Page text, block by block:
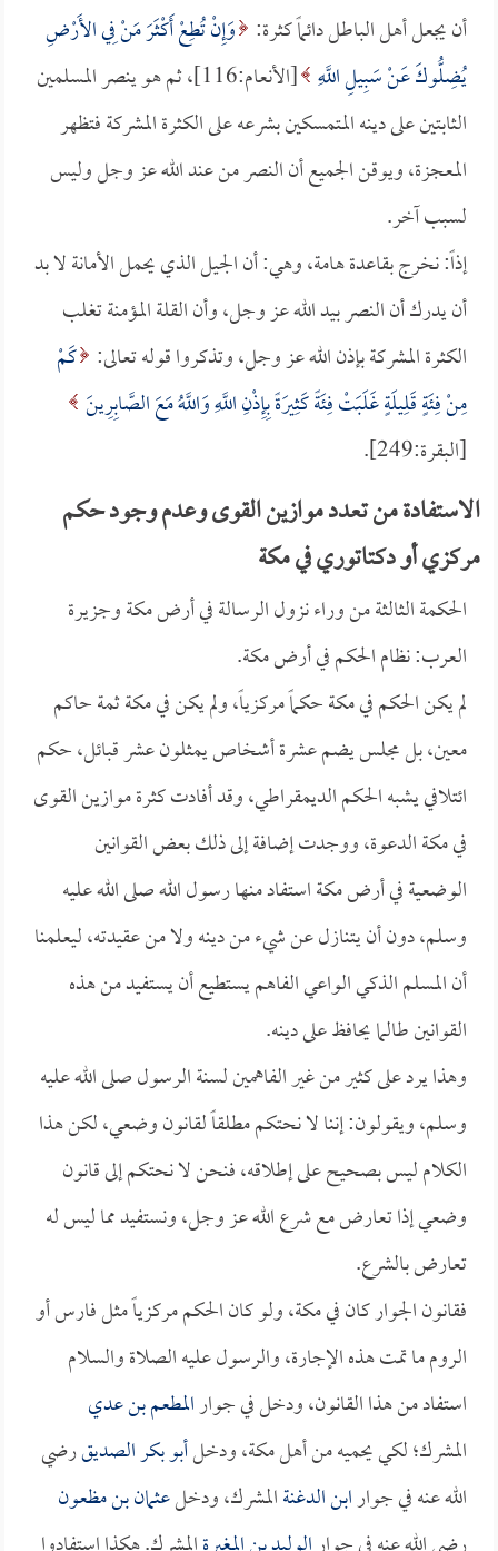
أن يجعل أهل الباطل دائماً كثرة: وَإِنْ تُطِعْ أَكْثَرَ مَنْ فِي الأَرْضِ
يُضِلُّوكَ عَنْ سَبِيلِ اللَّهِ
[الأنعام:116]، ثم هو ينصر المسلمين
الثابتين على دينه المتمسكين بشرعه على الكثرة المشركة فتظهر
المعجزة، ويوقن الجميع أن النصر من عند الله عز وجل وليس
لسبب آخر.
إذاً: نخرج بقاعدة هامة، وهي: أن الجيل الذي يحمل الأمانة لا بد
أن يدرك أن النصر بيد الله عز وجل، وأن القلة المؤمنة تغلب
الكثرة المشركة بإذن الله عز وجل، وتذكروا قوله تعالى: كَمْ
مِنْ فِئَةٍ قَلِيلَةٍ غَلَبَتْ فِئَةً كَثِيرَةً بِإِذْنِ اللَّهِ وَاللَّهُ مَعَ الصَّابِرِينَ
[البقرة:249].
الاستفادة من تعدد موازين القوى وعدم وجود حكم
مركزي أو دكتاتوري في مكة
الحكمة الثالثة من وراء نزول الرسالة في أرض مكة وجزيرة
العرب: نظام الحكم في أرض مكة.
لم يكن الحكم في مكة حكماً مركزياً، ولم يكن في مكة ثمة حاكم
معين، بل مجلس يضم عشرة أشخاص يمثلون عشر قبائل، حكم
ائتلافي يشبه الحكم الديمقراطي، وقد أفادت كثرة موازين القوى
في مكة الدعوة، ووجدت إضافة إلى ذلك بعض القوانين
الوضعية في أرض مكة استفاد منها رسول الله صلى الله عليه
وسلم، دون أن يتنازل عن شيء من دينه ولا من عقيدته، ليعلمنا
أن المسلم الذكي الواعي الفاهم يستطيع أن يستفيد من هذه
القوانين طالما يحافظ على دينه.
وهذا يرد على كثير من غير الفاهمين لسنة الرسول صلى الله عليه
وسلم، ويقولون: إننا لا نحتكم مطلقاً لقانون وضعي، لكن هذا
الكلام ليس بصحيح على إطلاقه، فنحن لا نحتكم إلى قانون
وضعي إذا تعارض مع شرع الله عز وجل، ونستفيد مما ليس له
تعارض بالشرع.
فقانون الجوار كان في مكة، ولو كان الحكم مركزياً مثل فارس أو
الروم ما تمت هذه الإجارة، والرسول عليه الصلاة والسلام
استفاد من هذا القانون، ودخل في جوارالمطعم بن عدي
المشرك؛ لكي يحميه من أهل مكة، ودخلأبو بكر الصديقرضي
الله عنه في جوارابن الدغنةالمشرك، ودخلعثمان بن مظعون